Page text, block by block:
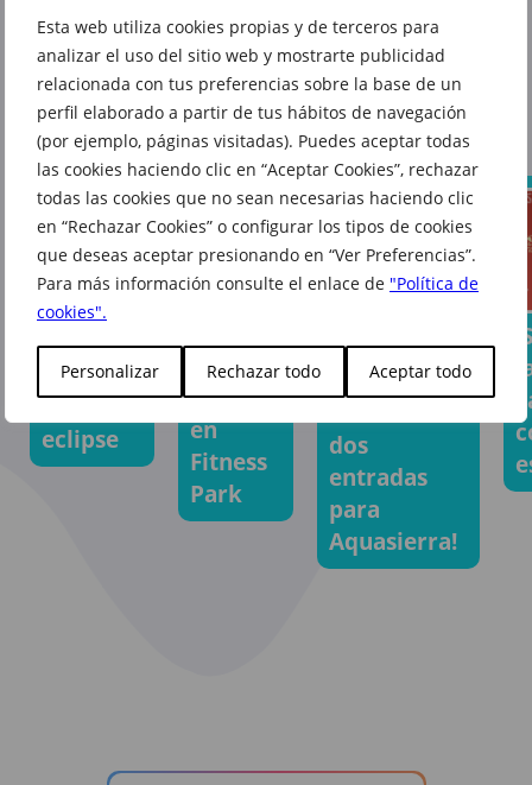
Esta web utiliza cookies propias y de terceros para
analizar el uso del sitio web y mostrarte publicidad
relacionada con tus preferencias sobre la base de un
perfil elaborado a partir de tus hábitos de navegación
(por ejemplo, páginas visitadas). Puedes aceptar todas
las cookies haciendo clic en “Aceptar Cookies”, rechazar
todas las cookies que no sean necesarias haciendo clic
en “Rechazar Cookies” o configurar los tipos de cookies
que deseas aceptar presionando en “Ver Preferencias”.
Para más información consulte el enlace de "Política de
cookies".
Personalizar Rechazar todo Aceptar todo
También te puede interesar
Consigue
tus gafas
para ver
el
eclipse
puertas
abiertas
en
Fitness
Park
¡Celebramos
la amistad
dos
entradas
para
Aquasierra!